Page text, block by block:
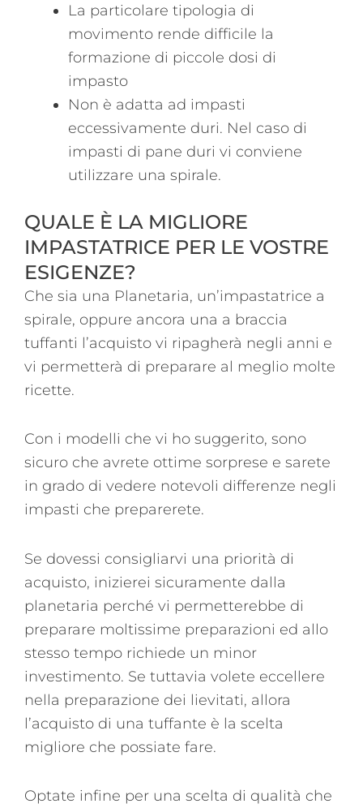
La particolare tipologia di
movimento rende difficile la
formazione di piccole dosi di
impasto
Non è adatta ad impasti
eccessivamente duri. Nel caso di
impasti di pane duri vi conviene
utilizzare una spirale.
QUALE È LA MIGLIORE
IMPASTATRICE PER LE VOSTRE
ESIGENZE?
Che sia una Planetaria, un’impastatrice a
spirale, oppure ancora una a braccia
tuffanti l’acquisto vi ripagherà negli anni e
vi permetterà di preparare al meglio molte
ricette.
Con i modelli che vi ho suggerito, sono
sicuro che avrete ottime sorprese e sarete
in grado di vedere notevoli differenze negli
impasti che preparerete.
Se dovessi consigliarvi una priorità di
acquisto, inizierei sicuramente dalla
planetaria perché vi permetterebbe di
preparare moltissime preparazioni ed allo
stesso tempo richiede un minor
investimento. Se tuttavia volete eccellere
nella preparazione dei lievitati, allora
l’acquisto di una tuffante è la scelta
migliore che possiate fare.
Optate infine per una scelta di qualità che